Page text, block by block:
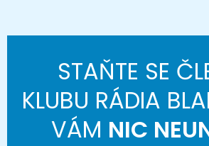
STAŇTE SE
KLUBU RÁDIA
VÁM NIC